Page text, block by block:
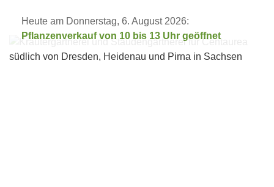
Heute am Donnerstag, 6. August 2026:
Pflanzenverkauf von 10 bis 13 Uhr geöffnet